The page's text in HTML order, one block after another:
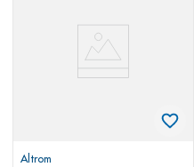
Altrom
panolini
prueba embarazo